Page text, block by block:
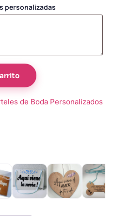
personalizadas
de Boda Personalizados